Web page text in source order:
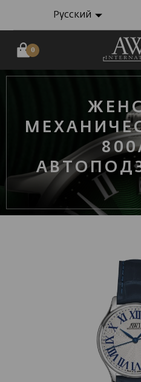
Русский
0